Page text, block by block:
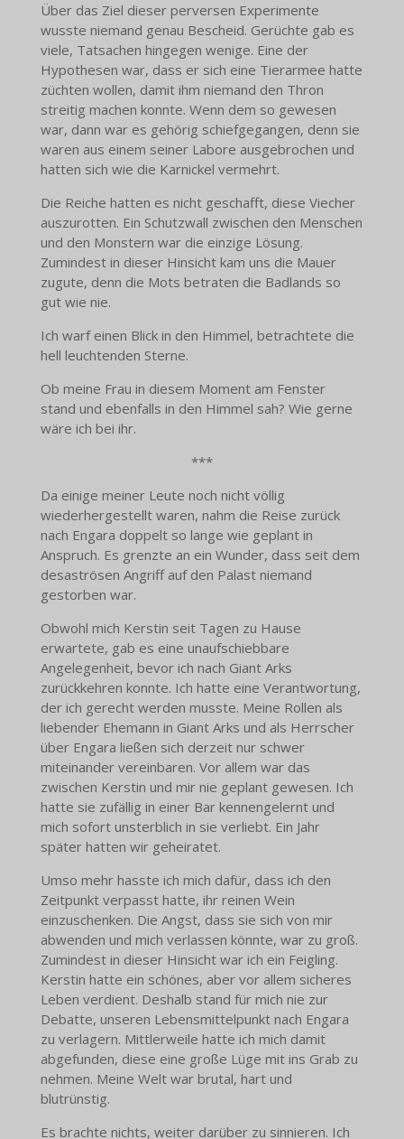
Über das Ziel dieser perversen Experimente
wusste niemand genau Bescheid. Gerüchte gab es
viele, Tatsachen hingegen wenige. Eine der
Hypothesen war, dass er sich eine Tierarmee hatte
züchten wollen, damit ihm niemand den Thron
streitig machen konnte. Wenn dem so gewesen
war, dann war es gehörig schiefgegangen, denn sie
waren aus einem seiner Labore ausgebrochen und
hatten sich wie die Karnickel vermehrt.
Die Reiche hatten es nicht geschafft, diese Viecher
auszurotten. Ein Schutzwall zwischen den Menschen
und den Monstern war die einzige Lösung.
Zumindest in dieser Hinsicht kam uns die Mauer
zugute, denn die Mots betraten die Badlands so
gut wie nie.
Ich warf einen Blick in den Himmel, betrachtete die
hell leuchtenden Sterne.
Ob meine Frau in diesem Moment am Fenster
stand und ebenfalls in den Himmel sah? Wie gerne
wäre ich bei ihr.
***
Da einige meiner Leute noch nicht völlig
wiederhergestellt waren, nahm die Reise zurück
nach Engara doppelt so lange wie geplant in
Anspruch. Es grenzte an ein Wunder, dass seit dem
desaströsen Angriff auf den Palast niemand
gestorben war.
Obwohl mich Kerstin seit Tagen zu Hause
erwartete, gab es eine unaufschiebbare
Angelegenheit, bevor ich nach Giant Arks
zurückkehren konnte. Ich hatte eine Verantwortung,
der ich gerecht werden musste. Meine Rollen als
liebender Ehemann in Giant Arks und als Herrscher
über Engara ließen sich derzeit nur schwer
miteinander vereinbaren. Vor allem war das
zwischen Kerstin und mir nie geplant gewesen. Ich
hatte sie zufällig in einer Bar kennengelernt und
mich sofort unsterblich in sie verliebt. Ein Jahr
später hatten wir geheiratet.
Umso mehr hasste ich mich dafür, dass ich den
Zeitpunkt verpasst hatte, ihr reinen Wein
einzuschenken. Die Angst, dass sie sich von mir
abwenden und mich verlassen könnte, war zu groß.
Zumindest in dieser Hinsicht war ich ein Feigling.
Kerstin hatte ein schönes, aber vor allem sicheres
Leben verdient. Deshalb stand für mich nie zur
Debatte, unseren Lebensmittelpunkt nach Engara
zu verlagern. Mittlerweile hatte ich mich damit
abgefunden, diese eine große Lüge mit ins Grab zu
nehmen. Meine Welt war brutal, hart und
blutrünstig.
Es brachte nichts, weiter darüber zu sinnieren. Ich